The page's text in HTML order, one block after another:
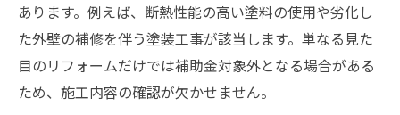
あります。例えば、断熱性能の高い塗料の使用や劣化し
た外壁の補修を伴う塗装工事が該当します。単なる見た
目のリフォームだけでは補助金対象外となる場合がある
ため、施工内容の確認が欠かせません。